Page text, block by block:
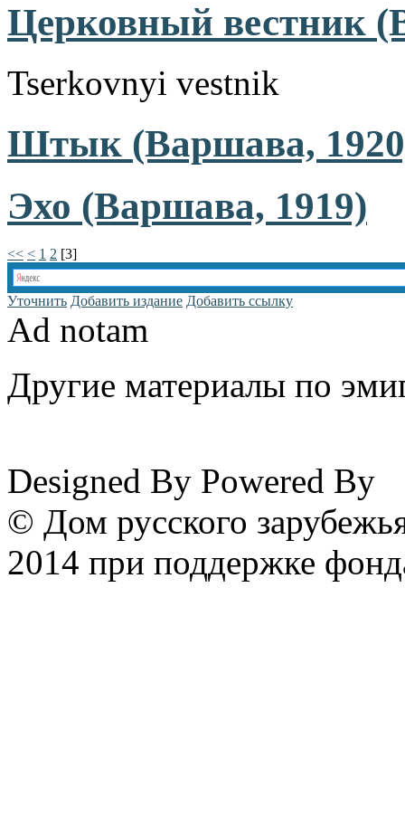
Церковный вестник
Tserkovnyi vestnik
Штык (Варшава,
Эхо (Варшава, 1919)
<< < 1 2 [3]
Уточнить Добавить издание Добавить ссылку
Ad notam
Другие материалы по
Designed By Powered By
© Дом русского
2014 при поддержке